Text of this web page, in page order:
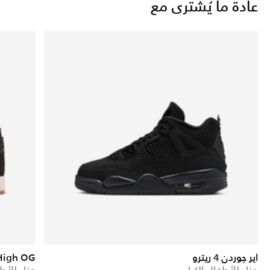
عادة ما يُشترى مع
اير جوردن 4 ريترو
OG